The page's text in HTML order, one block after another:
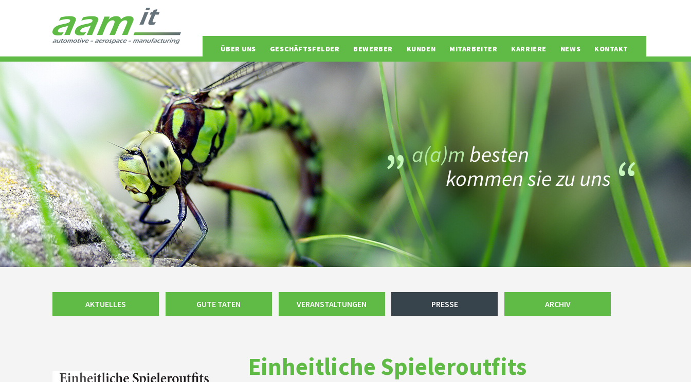
ÜBER UNS GESCHÄFTSFELDER BEWERBER KUNDEN MITARBEITER KARRIERE NEWS KONTAKT
a(a)m besten
kommen sie zu uns
AKTUELLES GUTE TATEN VERANSTALTUNGEN PRESSE ARCHIV
Einheitliche Spieleroutfits